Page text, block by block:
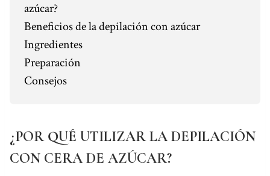
azúcar?
Beneficios de la depilación con azúcar
Ingredientes
Preparación
Consejos
¿POR QUÉ UTILIZAR LA DEPILACIÓN
CON CERA DE AZÚCAR?